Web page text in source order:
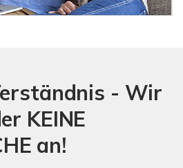
- Wir
KEINE
an!